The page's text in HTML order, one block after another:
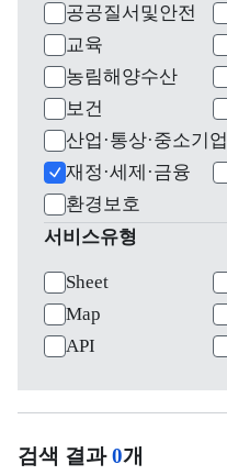
공공질서및안전
교육
농림해양수산
보건
산업·통상·중소기업
재정·세제·금융
환경보호
서비스유형
Sheet
Map
API
검색 결과0개